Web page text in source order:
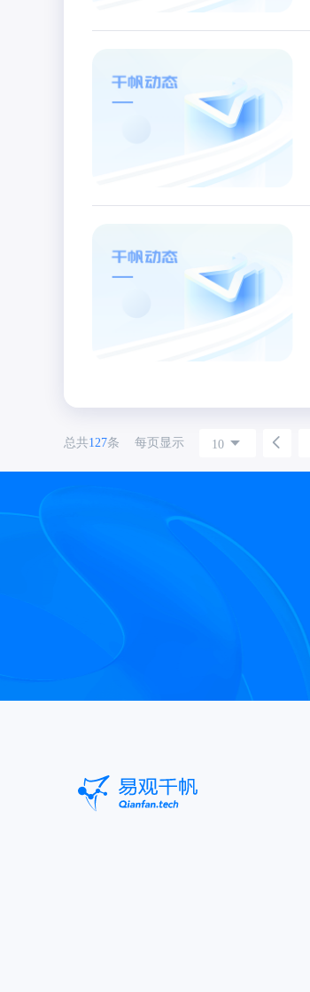
总共127条 每页显示 10